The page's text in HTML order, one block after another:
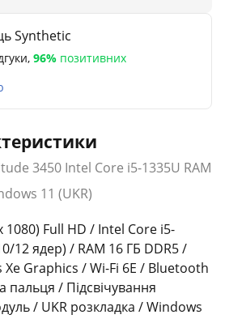
Synthetic
, 96% позитивних
3450 Intel Core i5-1335U RAM
11 (UKR)
1080) Full HD / Intel Core i5-
12 ядер) / RAM 16 ГБ DDR5 /
Xe Graphics / Wi-Fi 6E / Bluetooth
пальця / Підсвічування
/ UKR розкладка / Windows